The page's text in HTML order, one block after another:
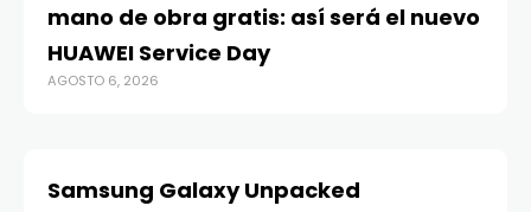
mano de obra gratis: así será el nuevo
HUAWEI Service Day
AGOSTO 6, 2026
Samsung Galaxy Unpacked